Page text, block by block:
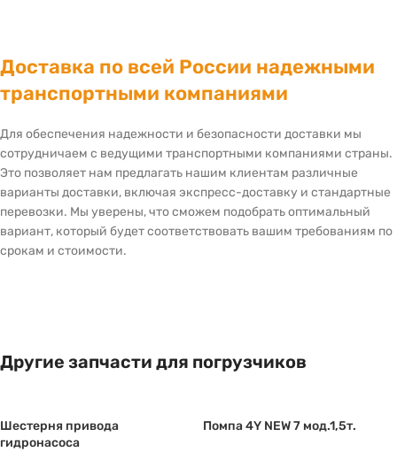
Доставка по всей России надежными
транспортными компаниями
Для обеспечения надежности и безопасности доставки мы
сотрудничаем с ведущими транспортными компаниями страны.
Это позволяет нам предлагать нашим клиентам различные
варианты доставки, включая экспресс-доставку и стандартные
перевозки. Мы уверены, что сможем подобрать оптимальный
вариант, который будет соответствовать вашим требованиям по
срокам и стоимости.
Другие запчасти для погрузчиков
Шестерня привода
гидронасоса
Помпа 4Y NEW 7 мод.1,5т.